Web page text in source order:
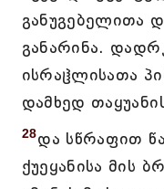
განუგებელითა
განარინა.
ისრაჱლისათა
დამხედ
28და სწრაფით
ქუეყანისა მის